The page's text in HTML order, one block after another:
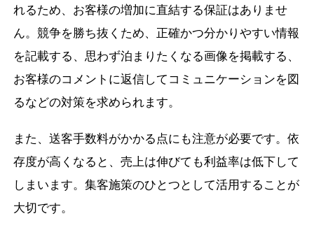
れるため、お客様の増加に直結する保証はありませ
ん。競争を勝ち抜くため、正確かつ分かりやすい情報
を記載する、思わず泊まりたくなる画像を掲載する、
お客様のコメントに返信してコミュニケーションを図
るなどの対策を求められます。
また、送客手数料がかかる点にも注意が必要です。依
存度が高くなると、売上は伸びても利益率は低下して
しまいます。集客施策のひとつとして活用することが
大切です。